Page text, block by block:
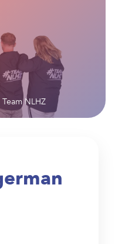
Team NLHZ